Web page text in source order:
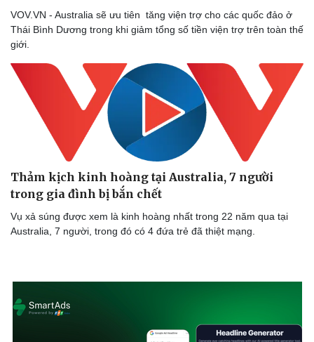
VOV.VN - Australia sẽ ưu tiên tăng viện trợ cho các quốc đảo ở
Thái Bình Dương trong khi giảm tổng số tiền viện trợ trên toàn thế
giới.
Thảm kịch kinh hoàng tại Australia, 7 người
trong gia đình bị bắn chết
Vụ xả súng được xem là kinh hoàng nhất trong 22 năm qua tại
Australia, 7 người, trong đó có 4 đứa trẻ đã thiệt mạng.